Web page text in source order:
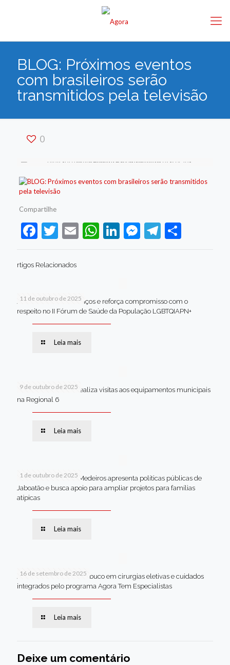
BLOG: Próximos eventos
com brasileiros serão
transmitidos pela televisão
0
Compartilhe
Facebook
Twitter
EmailWhatsApp
LinkedIn
Messenger
Telegram
Share
rtigos Relacionados
11 de outubro de 2025
Jaboatão celebra avanços e reforça compromisso com o
respeito no II Fórum de Saúde da População LGBTQIAPN+
Leia mais
9 de outubro de 2025
Van dos secretários realiza visitas aos equipamentos municipais
na Regional 6
Leia mais
1 de outubro de 2025
Em Brasília, Andréa Medeiros apresenta políticas públicas de
Jaboatão e busca apoio para ampliar projetos para famílias
atípicas
Leia mais
16 de setembro de 2025
Jaboatão lidera Pernambuco em cirurgias eletivas e cuidados
integrados pelo programa Agora Tem Especialistas
Leia mais
Deixe um comentário